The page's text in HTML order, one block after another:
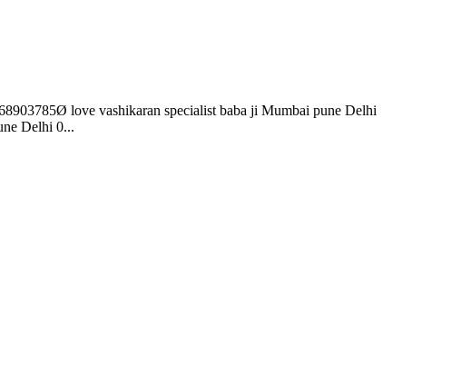
love vashikaran specialist baba ji Mumbai pune Delhi
Delhi 0...